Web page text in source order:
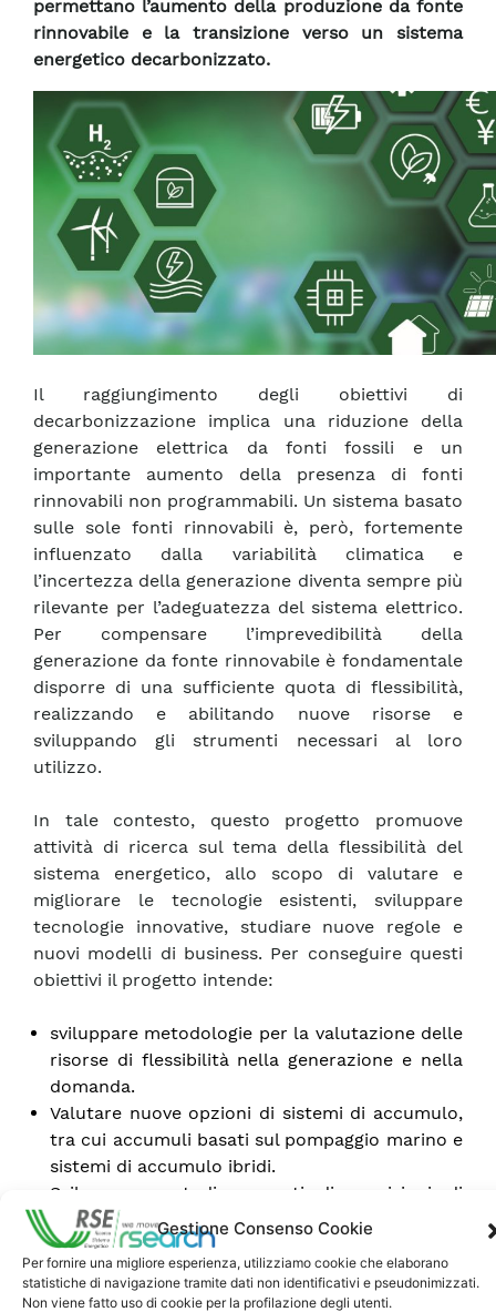
Gestione Consenso Cookie
Per fornire una migliore esperienza, utilizziamo cookie che elaborano
statistiche di navigazione tramite dati non identificativi e pseudonimizzati.
Non viene fatto uso di cookie per la profilazione degli utenti.
permettano l’aumento della produzione da fonte
rinnovabile e la transizione verso un sistema
energetico decarbonizzato.
Il raggiungimento degli obiettivi di
decarbonizzazione implica una riduzione della
generazione elettrica da fonti fossili e un
importante aumento della presenza di fonti
rinnovabili non programmabili. Un sistema basato
sulle sole fonti rinnovabili è, però, fortemente
influenzato dalla variabilità climatica e
l’incertezza della generazione diventa sempre più
rilevante per l’adeguatezza del sistema elettrico.
Per compensare l’imprevedibilità della
generazione da fonte rinnovabile è fondamentale
disporre di una sufficiente quota di flessibilità,
realizzando e abilitando nuove risorse e
sviluppando gli strumenti necessari al loro
utilizzo.
In tale contesto, questo progetto promuove
attività di ricerca sul tema della flessibilità del
sistema energetico, allo scopo di valutare e
migliorare le tecnologie esistenti, sviluppare
tecnologie innovative, studiare nuove regole e
nuovi modelli di business. Per conseguire questi
obiettivi il progetto intende:
sviluppare metodologie per la valutazione delle
risorse di flessibilità nella generazione e nella
domanda.
Valutare nuove opzioni di sistemi di accumulo,
tra cui accumuli basati sul pompaggio marino e
sistemi di accumulo ibridi.
Sviluppare metodi avanzati di previsioni di
produzione a breve e brevissimo termine.
Promuovere attività di studio e di
sperimentazione di laboratorio e in impianti
pilota per la valutazione di soluzioni tecniche